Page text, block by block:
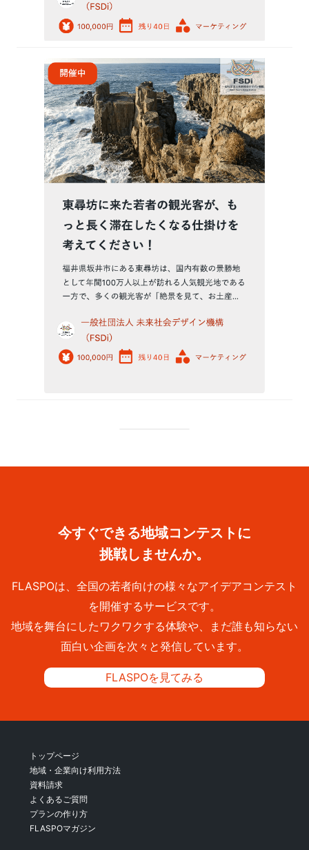
今すぐできる地域コンテストに
挑戦しませんか。
FLASPOは、全国の若者向けの様々なアイデアコンテスト
を開催するサービスです。
地域を舞台にしたワクワクする体験や、まだ誰も知らない
面白い企画を次々と発信しています。
FLASPOを見てみる
トップページ
地域・企業向け利用方法
資料請求
よくあるご質問
プランの作り方
FLASPOマガジン